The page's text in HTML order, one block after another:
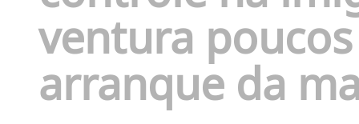
ventura
arranque da